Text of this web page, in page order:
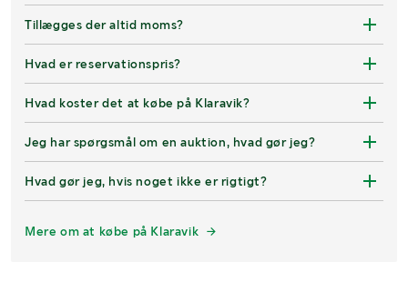
Tillægges der altid moms?
Hvad er reservationspris?
Hvad koster det at købe på Klaravik?
Jeg har spørgsmål om en auktion, hvad gør jeg?
Hvad gør jeg, hvis noget ikke er rigtigt?
Mere om at købe på Klaravik